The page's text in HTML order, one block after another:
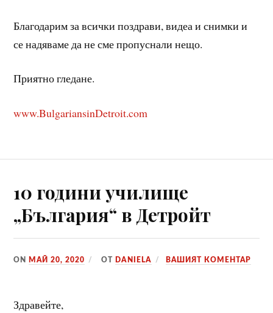
Благодарим за всички поздрави, видеа и снимки и
се надяваме да не сме пропуснали нещо.
Приятно гледане.
www.BulgariansinDetroit.com
10 години училище
„България“ в Детройт
ON МАЙ 20, 2020 ОТ DANIELA ВАШИЯТ КОМЕНТАР
Здравейте,